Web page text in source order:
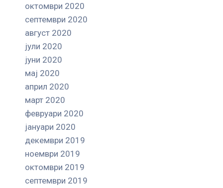
октомври 2020
септември 2020
август 2020
јули 2020
јуни 2020
мај 2020
април 2020
март 2020
февруари 2020
јануари 2020
декември 2019
ноември 2019
октомври 2019
септември 2019